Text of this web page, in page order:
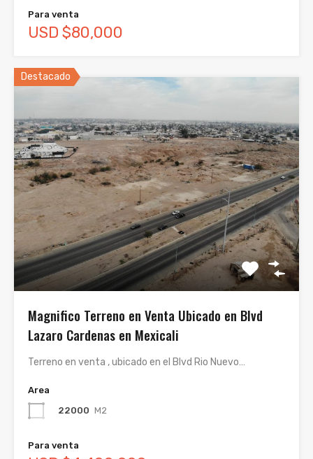
Para venta
USD $80,000
Destacado
Magnifico Terreno en Venta Ubicado en Blvd
Lazaro Cardenas en Mexicali
Terreno en venta , ubicado en el Blvd Rio Nuevo…
Area
22000 M2
Para venta